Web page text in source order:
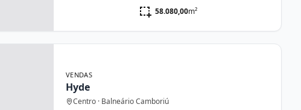
58.080,00m²
VENDAS
Hyde
Centro · Balneário Camboriú